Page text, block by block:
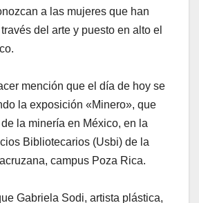
a las mujeres que han
del arte y puesto en alto el
mención que el día de hoy se
la exposición «Minero», que
la minería en México, en la
Bibliotecarios (Usbi) de la
campus Poza Rica.
Gabriela Sodi, artista plástica,